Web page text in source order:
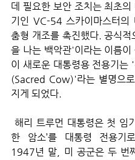
데 필요한 보안 조치는 최초의
기인 VC-54 스카이마스터의
춤형 개조를 촉진했다. 공식
을 나는 백악관'이라는 이름이
이 새로운 대통령용 전용기는
(Sacred Cow)'라는 별명으
지게 되었다.
한 암소’를 대통령 전용기
1947년 말, 미 공군은 두 번